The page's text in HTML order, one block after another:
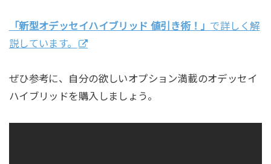
「新型オデッセイハイブリッド 値引き術！」 で詳しく解
説しています。
ぜひ参考に、自分の欲しいオプション満載のオデッセイ
ハイブリッドを購入しましょう。